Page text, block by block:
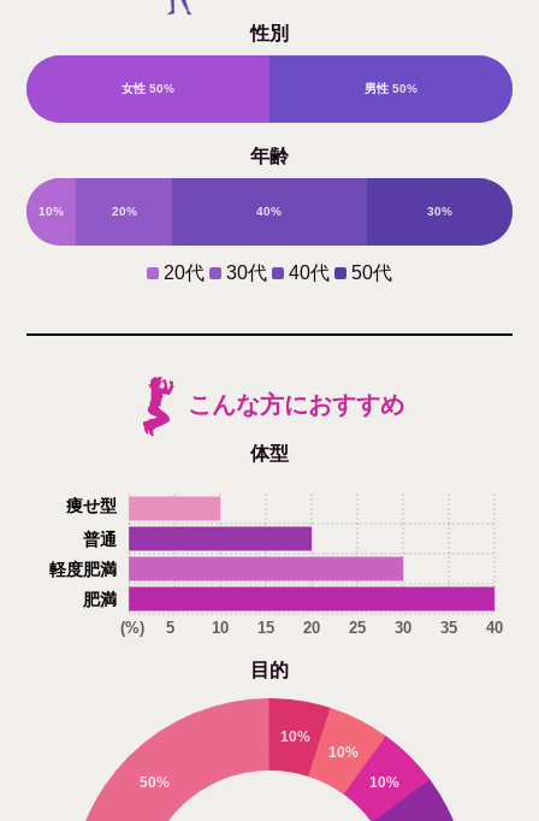
性別
女性 50% 男性 50%
年齢
10% 20% 40% 30%
20代 30代 40代 50代
こんな方におすすめ
体型
肥満
軽度肥満
普通
痩せ型
(%) 5 10 15 20 25 30 35 40
目的
50%
10%
10%
10%